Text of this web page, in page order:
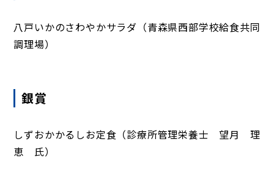
八戸いかのさわやかサラダ（青森県西部学校給食共同
調理場）
銀賞
しずおかかるしお定食（診療所管理栄養士 望月 理
恵 氏）